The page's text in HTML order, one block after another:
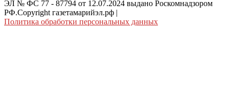
ЭЛ № ФС 77 - 87794 от 12.07.2024 выдано Роскомнадзором
РФ.Copyright газетамарийэл.рф |
Политика обработки персональных данных